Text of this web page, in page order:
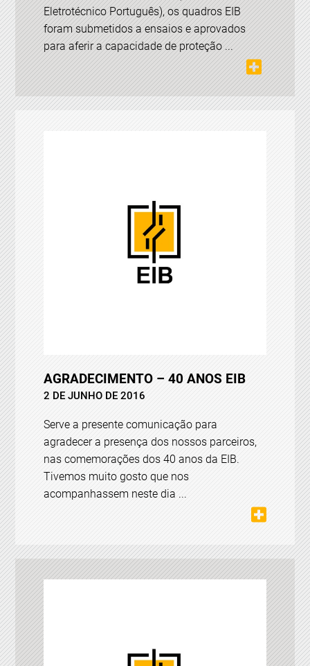
Eletrotécnico Português), os quadros EIB
foram submetidos a ensaios e aprovados
para aferir a capacidade de proteção ...
AGRADECIMENTO – 40 ANOS EIB
2 DE JUNHO DE 2016
Serve a presente comunicação para
agradecer a presença dos nossos parceiros,
nas comemorações dos 40 anos da EIB.
Tivemos muito gosto que nos
acompanhassem neste dia ...